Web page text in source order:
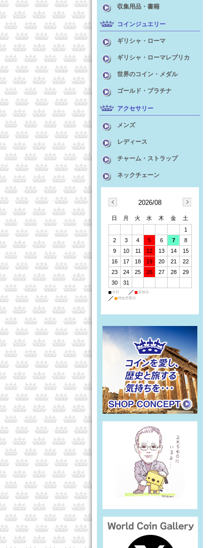
収集用品・書籍
コインジュエリー
ギリシャ・ローマ
ギリシャ・ローマレプリカ
世界のコイン・メダル
ゴールド・プラチナ
アクセサリー
メンズ
レディース
チャーム・ストラップ
ネックチェーン
2026/08
日 月 火 水 木 金
土
1
2
3 4 5 6 7
8
9
10 11 12 13 14
15
16
17 18 19 20 21
22
23
24 25 26 27 28
29
30
31
■ 今日 ■ 定休日
■ 時短営業日